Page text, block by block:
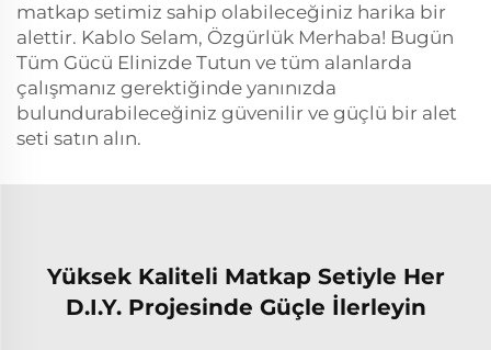
matkap setimiz sahip olabileceğiniz harika bir
alettir. Kablo Selam, Özgürlük Merhaba! Bugün
Tüm Gücü Elinizde Tutun ve tüm alanlarda
çalışmanız gerektiğinde yanınızda
bulundurabileceğiniz güvenilir ve güçlü bir alet
seti satın alın.
Yüksek Kaliteli Matkap Setiyle Her
D.I.Y. Projesinde Güçle İlerleyin